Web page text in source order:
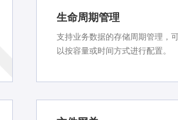
生命周期管理
支持业务数据的存储周期管理，
以按容量或时间方式进行配置。